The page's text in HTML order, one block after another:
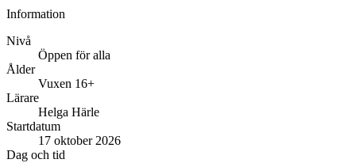
Information
Nivå
Öppen för alla
Ålder
Vuxen 16+
Lärare
Helga Härle
Startdatum
17 oktober 2026
Dag och tid